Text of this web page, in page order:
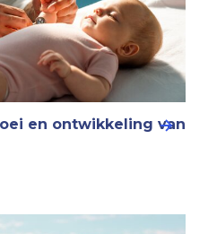
en ontwikkeling van